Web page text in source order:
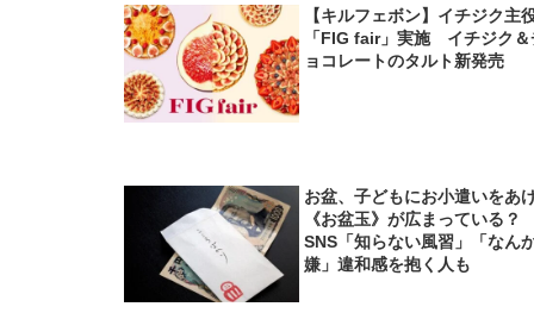
【キルフェボン】イチジク主
「FIG fair」実施 イチジク＆
ョコレートのタルト新発売
お盆、子どもにお小遣いをあ
《お盆玉》が広まっている
SNS「知らない風習」「なん
嫌」違和感を抱く人も